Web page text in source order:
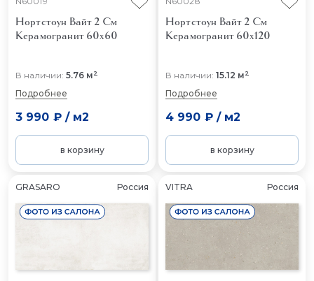
Нортстоун Вайт 2 См
Керамогранит 60x60
В наличии: 5.76 м2
Подробнее
3 990 ₽/ м2
в корзину
Нортстоун Вайт 2 См
Керамогранит 60x120
В наличии: 15.12 м2
Подробнее
4 990 ₽/ м2
в корзину
GRASARO Россия VITRA Россия